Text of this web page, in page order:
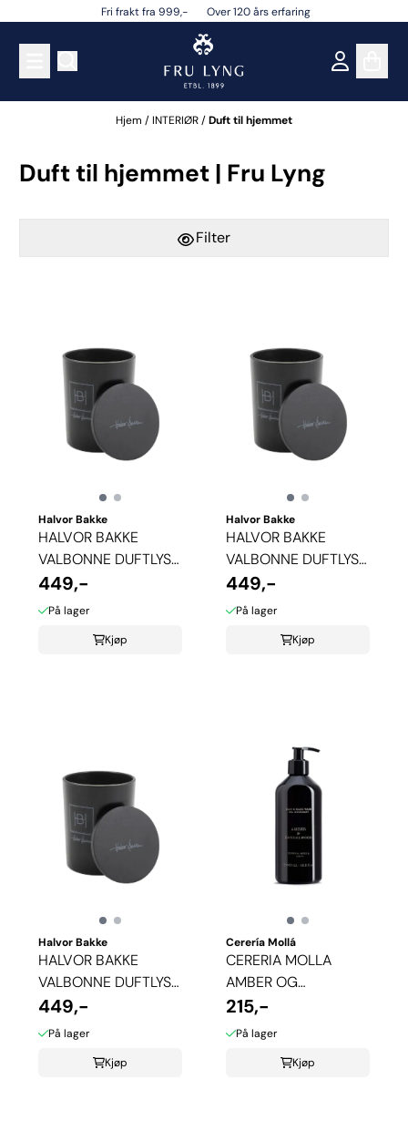
Hopp til innholdFri frakt fra 999,- Over 120 års erfaring
Hjem /INTERIØR/Duft til hjemmet
Duft til hjemmet | Fru Lyng
Filter
Halvor Bakke
HALVOR BAKKE
VALBONNE DUFTLYS -
TEAKWOOD
449,-
På lager
Kjøp
Halvor Bakke
HALVOR BAKKE
VALBONNE DUFTLYS -
AFRICAN SPICE
449,-
På lager
Kjøp
Halvor Bakke
HALVOR BAKKE
VALBONNE DUFTLYS -
GRAPEFRUKT
449,-
På lager
Kjøp
Cerería Mollá
CERERIA MOLLA
AMBER OG
SANDALWOOD SÅPE
215,-
På lager
Kjøp